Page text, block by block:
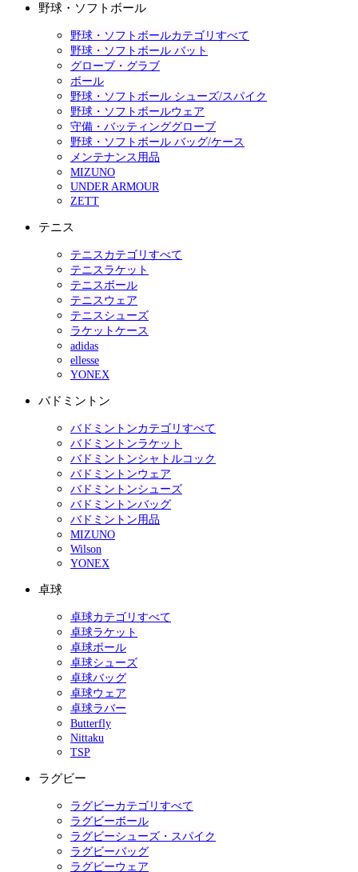
野球・ソフトボール
野球・ソフトボールカテゴリすべて
野球・ソフトボール バット
グローブ・グラブ
ボール
野球・ソフトボール シューズ/スパイク
野球・ソフトボールウェア
守備・バッティンググローブ
野球・ソフトボール バッグ/ケース
メンテナンス用品
MIZUNO
UNDER ARMOUR
ZETT
テニス
テニスカテゴリすべて
テニスラケット
テニスボール
テニスウェア
テニスシューズ
ラケットケース
adidas
ellesse
YONEX
バドミントン
バドミントンカテゴリすべて
バドミントンラケット
バドミントンシャトルコック
バドミントンウェア
バドミントンシューズ
バドミントンバッグ
バドミントン用品
MIZUNO
Wilson
YONEX
卓球
卓球カテゴリすべて
卓球ラケット
卓球ボール
卓球シューズ
卓球バッグ
卓球ウェア
卓球ラバー
Butterfly
Nittaku
TSP
ラグビー
ラグビーカテゴリすべて
ラグビーボール
ラグビーシューズ・スパイク
ラグビーバッグ
ラグビーウェア